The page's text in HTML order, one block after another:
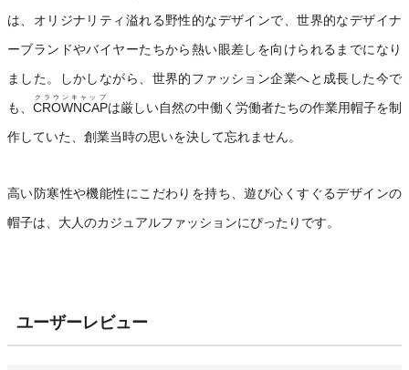
は、オリジナリティ溢れる野性的なデザインで、世界的なデザイナ
ーブランドやバイヤーたちから熱い眼差しを向けられるまでになり
ました。しかしながら、世界的ファッション企業へと成長した今で
も、 CROWNCAP
クラウンキャップ
は厳しい自然の中働く労働者たちの作業用帽子を制
作していた、創業当時の思いを決して忘れません。
高い防寒性や機能性にこだわりを持ち、遊び心くすぐるデザインの
帽子は、大人のカジュアルファッションにぴったりです。
ユーザーレビュー